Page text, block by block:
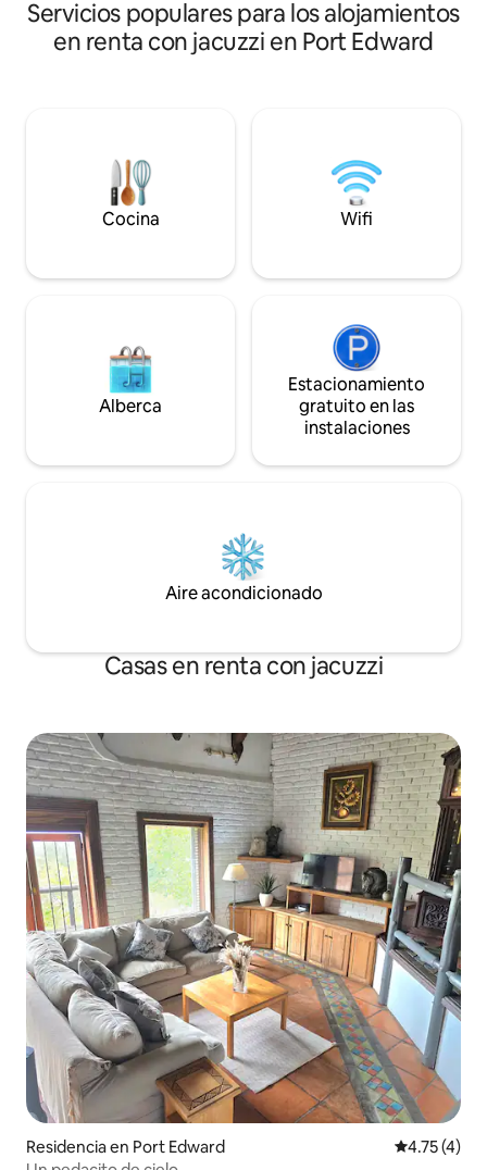
6 adultos y 2 niños en un sofá cama,
cuenta con 3 recámaras y 2.5 baños,
jacuzzi, regadera al aire libre y balcón
limpieza diario (incluido el servicio de
lavandería), está diseñada para ofrecer
comodidad y facilidad: el lugar ideal para
relajarse, recargar energías y renovarse
de planta abierta,
precioso, cuenta
completo para
encuentra en la
de Port
Capacidad para
Servicios populares para los alojamientos
en renta con jacuzzi en Port Edward
Cocina Wifi
Alberca
Estacionamiento
gratuito en las
instalaciones
Aire acondicionado
Casas en renta con jacuzzi
Residencia en Port Edward Calificación
4.75 (4)